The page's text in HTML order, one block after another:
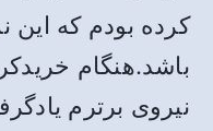
کرده بودم که این
باشد.هنگام
نیروی برترم